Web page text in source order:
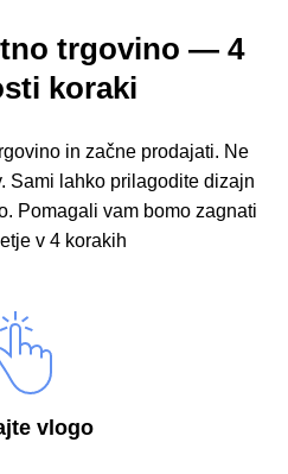
trgovino — 4
koraki
in začne prodajati. Ne
Sami lahko prilagodite dizajn
Pomagali vam bomo zagnati
v 4 korakih
vlogo